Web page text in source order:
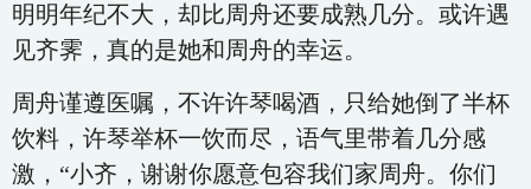
明明年纪不大，却比周舟还要成熟几分。或许遇
见齐霁，真的是她和周舟的幸运。
周舟谨遵医嘱，不许许琴喝酒，只给她倒了半杯
饮料，许琴举杯一饮而尽，语气里带着几分感
激，“小齐，谢谢你愿意包容我们家周舟。你们